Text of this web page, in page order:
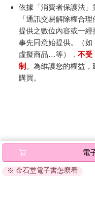
依據「消費者保護法
「通訊交易解除權合
提供之數位內容或一
事先同意始提供。（
虛擬商品…等），不受
制 。為維護您的權益
購買。
電
※ 金石堂電子書怎麼看